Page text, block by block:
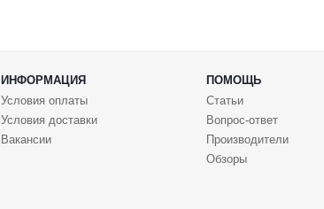
ИНФОРМАЦИЯ
ПОМОЩЬ
Условия оплаты
Условия доставки
Вакансии
Статьи
Вопрос-ответ
Производители
Обзоры